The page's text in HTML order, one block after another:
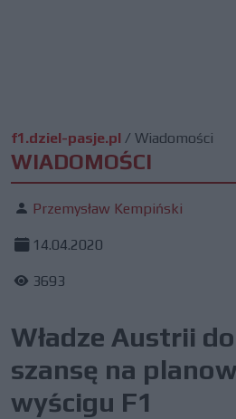
f1.dziel-pasje.pl / Wiadomości
WIADOMOŚCI
Przemysław Kempiński
14.04.2020
3693
Władze Austrii
szansę na
wyścigu F1